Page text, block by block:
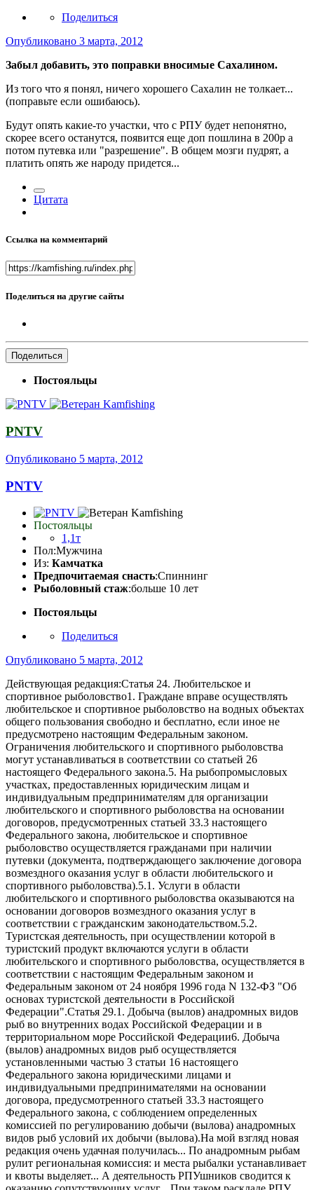
Поделиться
Опубликовано 3 марта, 2012
Забыл добавить, это поправки вносимые Сахалином.
Из того что я понял, ничего хорошего Сахалин не толкает...
(поправьте если ошибаюсь).
Будут опять какие-то участки, что с РПУ будет непонятно,
скорее всего останутся, появится еще доп пошлина в 200р а
потом путевка или "разрешение". В общем мозги пудрят, а
платить опять же народу придется...
Цитата
Ссылка на комментарий
Поделиться на другие сайты
Поделиться
Постояльцы
PNTV
Опубликовано 5 марта, 2012
PNTV
Постояльцы
1,1т
Пол:Мужчина
Из: Камчатка
Предпочитаемая снасть:Спиннинг
Рыболовный стаж:больше 10 лет
Постояльцы
Поделиться
Опубликовано 5 марта, 2012
Действующая редакция:Статья 24. Любительское и
спортивное рыболовство1. Граждане вправе осуществлять
любительское и спортивное рыболовство на водных объектах
общего пользования свободно и бесплатно, если иное не
предусмотрено настоящим Федеральным законом.
Ограничения любительского и спортивного рыболовства
могут устанавливаться в соответствии со статьей 26
настоящего Федерального закона.5. На рыбопромысловых
участках, предоставленных юридическим лицам и
индивидуальным предпринимателям для организации
любительского и спортивного рыболовства на основании
договоров, предусмотренных статьей 33.3 настоящего
Федерального закона, любительское и спортивное
рыболовство осуществляется гражданами при наличии
путевки (документа, подтверждающего заключение договора
возмездного оказания услуг в области любительского и
спортивного рыболовства).5.1. Услуги в области
любительского и спортивного рыболовства оказываются на
основании договоров возмездного оказания услуг в
соответствии с гражданским законодательством.5.2.
Туристская деятельность, при осуществлении которой в
туристский продукт включаются услуги в области
любительского и спортивного рыболовства, осуществляется в
соответствии с настоящим Федеральным законом и
Федеральным законом от 24 ноября 1996 года N 132-ФЗ "Об
основах туристской деятельности в Российской
Федерации".Статья 29.1. Добыча (вылов) анадромных видов
рыб во внутренних водах Российской Федерации и в
территориальном море Российской Федерации6. Добыча
(вылов) анадромных видов рыб осуществляется
установленными частью 3 статьи 16 настоящего
Федерального закона юридическими лицами и
индивидуальными предпринимателями на основании
договора, предусмотренного статьей 33.3 настоящего
Федерального закона, с соблюдением определенных
комиссией по регулированию добычи (вылова) анадромных
видов рыб условий их добычи (вылова).На мой взгляд новая
редакция очень удачная получилась... По анадромным рыбам
рулит региональная комиссия: и места рыбалки устанавливает
и квоты выделяет... А деятельность РПУшников сводится к